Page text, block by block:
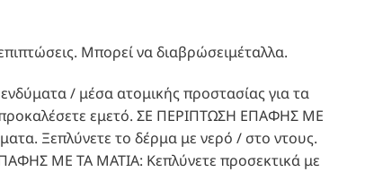
Μπορεί να διαβρώσειμέταλλα.
/ μέσα ατομικής προστασίας για τα
εμετό. ΣΕ ΠΕΡΙΠΤΩΣΗ ΕΠΑΦΗΣ ΜΕ
Ξεπλύνετε το δέρμα με νερό / στο ντους.
ΜΕ ΤΑ ΜΑΤΙΑ: Κεπλύνετε προσεκτικά με